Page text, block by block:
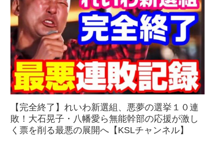
【完全終了】れいわ新選組、悪夢の選挙１０連
敗！大石晃子・八幡愛ら無能幹部の応援が激し
く票を削る最悪の展開へ【KSLチャンネル】